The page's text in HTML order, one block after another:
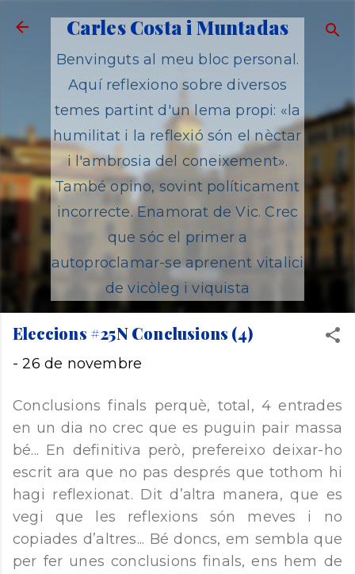
Salta al contingut principal
Carles Costa i Muntadas
Benvinguts al meu bloc personal.
Aquí reflexiono sobre diversos
temes partint d'un lema propi: «la
humilitat i la reflexió són el nèctar
i l'ambrosia del coneixement».
També opino, sovint políticament
incorrecte. Enamorat de Vic. Crec
que sóc el primer a
autoproclamar-se aprenent vitalici
de vicòleg i viquista
Eleccions #25N Conclusions (4)
-26 de novembre
Conclusions finals perquè, total, 4 entrades
en un dia no crec que es puguin pair massa
bé... En definitiva però, prefereixo deixar-ho
escrit ara que no pas després que tothom hi
hagi reflexionat. Dit d’altra manera, que es
vegi que les reflexions són meves i no
copiades d’altres... Bé doncs, em sembla que
per fer unes conclusions finals, ens hem de